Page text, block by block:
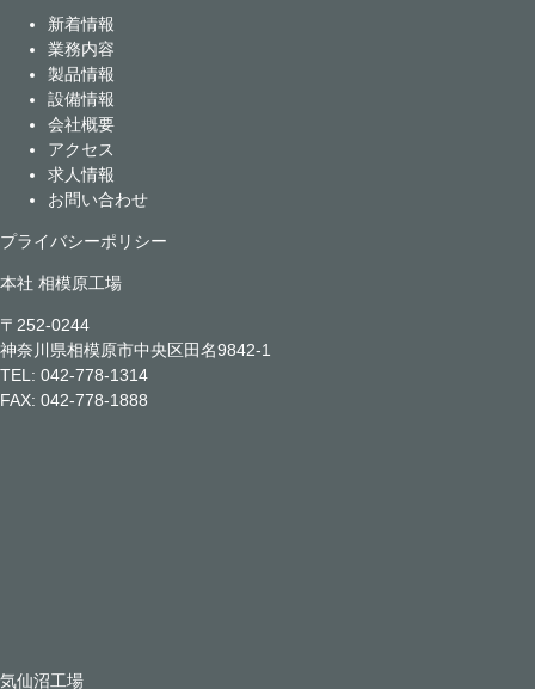
新着情報
業務内容
製品情報
設備情報
会社概要
アクセス
求人情報
お問い合わせ
プライバシーポリシー
本社 相模原工場
〒252-0244
神奈川県相模原市中央区田名9842-1
TEL: 042-778-1314
FAX: 042-778-1888
気仙沼工場